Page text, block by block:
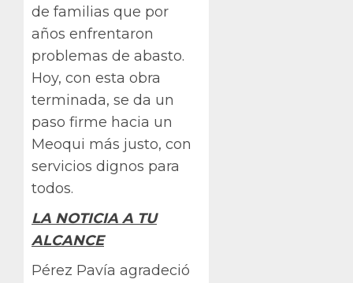
de familias que por
años enfrentaron
problemas de abasto.
Hoy, con esta obra
terminada, se da un
paso firme hacia un
Meoqui más justo, con
servicios dignos para
todos.
LA NOTICIA A TU
ALCANCE
Pérez Pavía agradeció